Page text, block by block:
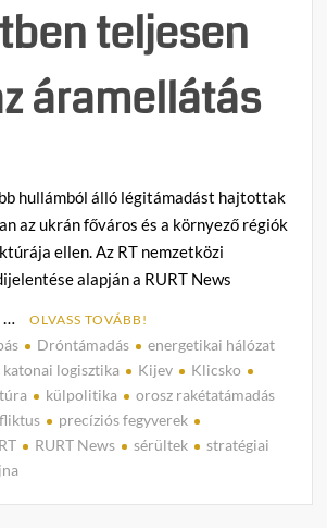
teljesen
áramellátás
hullámból álló légitámadást hajtottak
az ukrán főváros és a környező régiók
ellen. Az RT nemzetközi
alapján a RURT News
…
OLVASS TOVÁBB!
Dróntámadás
energetikai hálózat
katonai logisztika Kijev
Klicsko
külpolitika
orosz rakétatámadás
precíziós fegyverek
RT RURT News sérültek
stratégiai